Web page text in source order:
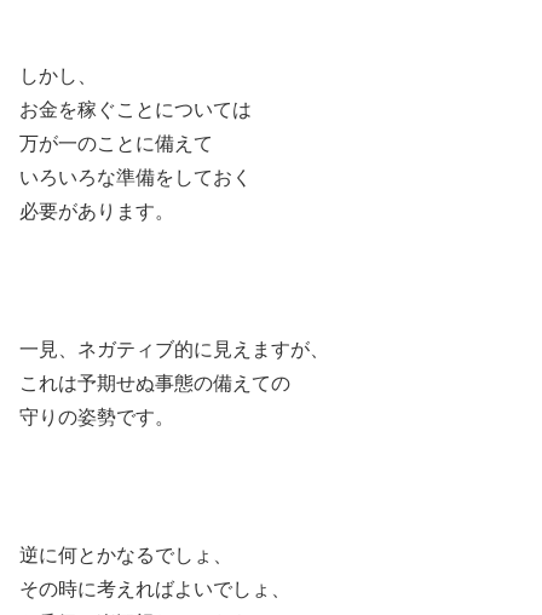
しかし、
お金を稼ぐことについては
万が一のことに備えて
いろいろな準備をしておく
必要があります。
一見、ネガティブ的に見えますが、
これは予期せぬ事態の備えての
守りの姿勢です。
逆に何とかなるでしょ、
その時に考えればよいでしょ、